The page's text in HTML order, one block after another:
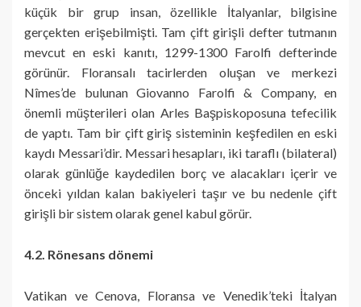
küçük bir grup insan, özellikle İtalyanlar, bilgisine
gerçekten erişebilmişti. Tam çift girişli defter tutmanın
mevcut en eski kanıtı, 1299-1300 Farolfi defterinde
görünür. Floransalı tacirlerden oluşan ve merkezi
Nîmes’de bulunan Giovanno Farolfi & Company, en
önemli müşterileri olan Arles Başpiskoposuna tefecilik
de yaptı. Tam bir çift giriş sisteminin keşfedilen en eski
kaydı Messari’dir. Messari hesapları, iki taraflı (bilateral)
olarak günlüğe kaydedilen borç ve alacakları içerir ve
önceki yıldan kalan bakiyeleri taşır ve bu nedenle çift
girişli bir sistem olarak genel kabul görür.
4.2. Rönesans dönemi
Vatikan ve Cenova, Floransa ve Venedik’teki İtalyan